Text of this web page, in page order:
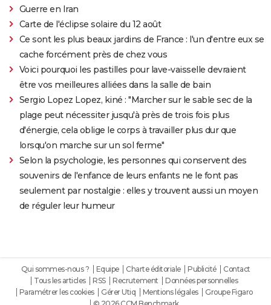
Guerre en Iran
Carte de l'éclipse solaire du 12 août
Ce sont les plus beaux jardins de France : l'un d'entre eux se
cache forcément près de chez vous
Voici pourquoi les pastilles pour lave-vaisselle devraient
être vos meilleures alliées dans la salle de bain
Sergio Lopez Lopez, kiné : "Marcher sur le sable sec de la
plage peut nécessiter jusqu'à près de trois fois plus
d'énergie, cela oblige le corps à travailler plus dur que
lorsqu'on marche sur un sol ferme"
Selon la psychologie, les personnes qui conservent des
souvenirs de l'enfance de leurs enfants ne le font pas
seulement par nostalgie : elles y trouvent aussi un moyen
de réguler leur humeur
Qui sommes-nous ? Equipe Charte éditoriale Publicité
Contact
Tous les articles
RSS Recrutement
Données personnelles
Paramétrer les cookies
Gérer Utiq Mentions légales
Groupe Figaro